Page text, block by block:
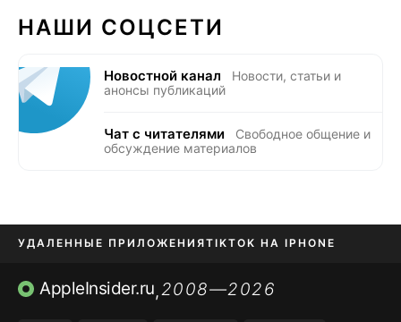
НАШИ СОЦСЕТИ
Новостной канал
Новости, статьи и
анонсы публикаций
Чат с читателями
Свободное общение и
обсуждение материалов
УДАЛЕННЫЕ ПРИЛОЖЕНИЯTIKTOK НА IPHONE
ПРИЛОЖЕНИЯ БЕЗ APP STORE
AppleInsider.ru,2008—2026